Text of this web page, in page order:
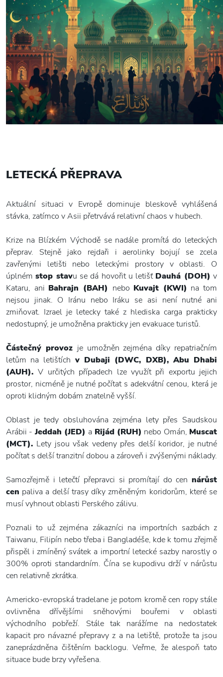
LETECKÁ PŘEPRAVA
Aktuální situaci v Evropě dominuje bleskově vyhlášená
stávka, zatímco v Asii přetrvává relativní chaos v hubech.
Krize na Blízkém Východě se nadále promítá do leteckých
přeprav. Stejně jako rejdaři i aerolinky bojují se zcela
zavřenými letišti nebo leteckými prostory v oblasti. O
úplnémstop stavu se dá hovořit u letišť Dauhá (DOH) v
Kataru, ani Bahrajn (BAH) nebo Kuvajt (KWI) na tom
nejsou jinak. O Iránu nebo Iráku se asi není nutné ani
zmiňovat. Izrael je letecky také z hlediska carga prakticky
nedostupný, je umožněna prakticky jen evakuace turistů.
Částečný provoz je umožněn zejména díky repatriačním
letům na letištích v Dubaji (DWC, DXB), Abu Dhabi
(AUH).V určitých případech lze využít při exportu jejich
prostor, nicméně je nutné počítat s adekvátní cenou, která je
oproti klidným dobám znatelně vyšší.
Oblast je tedy obsluhována zejména lety přes Saudskou
Arábii - Jeddah (JED) a Rijád (RUH) nebo Omán, Muscat
(MCT). Lety jsou však vedeny přes delší koridor, je nutné
počítat s delší tranzitní dobou a zároveň i zvýšenými náklady.
Samozřejmě i letečtí přepravci si promítají do cen nárůst
cen paliva a delší trasy díky změněným koridorům, které se
musí vyhnout oblasti Perského zálivu.
Poznali to už zejména zákazníci na importních sazbách z
Taiwanu, Filipín nebo třeba i Bangladéše, kde k tomu zřejmě
přispěl i zmíněný svátek a importní letecké sazby narostly o
300% oproti standardním. Čína se kupodivu drží v nárůstu
cen relativně zkrátka.
Americko-evropská tradelane je potom kromě cen ropy stále
ovlivněna dřívějšími sněhovými bouřemi v oblasti
východního pobřeží. Stále tak narážíme na nedostatek
kapacit pro návazné přepravy z a na letiště, protože ta jsou
zaneprázdněna čištěním backlogu. Veřme, že alespoň tato
situace bude brzy vyřešena.